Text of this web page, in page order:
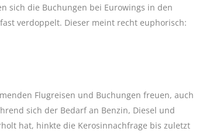
sich die Buchungen bei Eurowings in den
verdoppelt. Dieser meint recht euphorisch:
Flugreisen und Buchungen freuen, auch
sich der Bedarf an Benzin, Diesel und
hat, hinkte die Kerosinnachfrage bis zuletzt